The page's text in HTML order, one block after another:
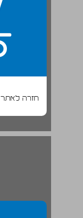
חזרה לאתר